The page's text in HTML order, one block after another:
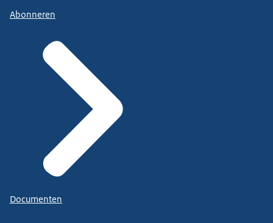
Abonneren
Documenten